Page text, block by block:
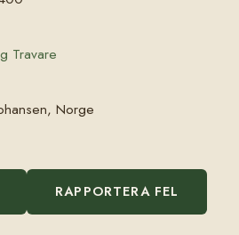
Travare
Norge
RAPPORTERA FEL